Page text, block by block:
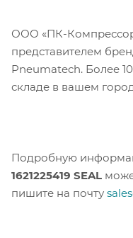
ООО «ПК-
представителем
Pneumatech. Более
складе в вашем
Подробную
1621225419 SEAL
пишите на почту